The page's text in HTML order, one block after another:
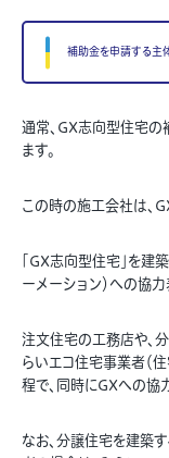
補助金を申請する主
通常、GX志向型住宅の
ます。
この時の施工会社は、
「GX志向型住宅」を建
ーメーション）への協
注文住宅の工務店や、
らいエコ住宅事業者（
程で、同時にGXへの協
なお、分譲住宅を建築